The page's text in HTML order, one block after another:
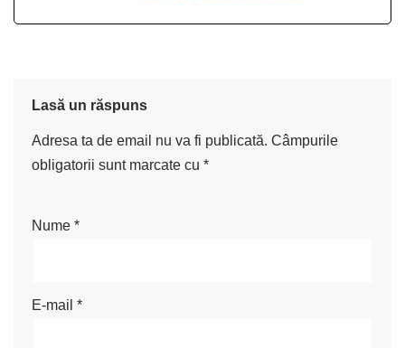
Lasă un răspuns
Adresa ta de email nu va fi publicată. Câmpurile
obligatorii sunt marcate cu *
Nume *
E-mail *